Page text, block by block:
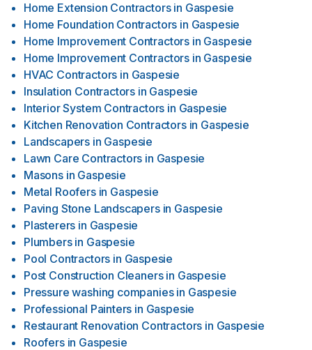
Home Extension Contractors in Gaspesie
Home Foundation Contractors in Gaspesie
Home Improvement Contractors in Gaspesie
Home Improvement Contractors in Gaspesie
HVAC Contractors in Gaspesie
Insulation Contractors in Gaspesie
Interior System Contractors in Gaspesie
Kitchen Renovation Contractors in Gaspesie
Landscapers in Gaspesie
Lawn Care Contractors in Gaspesie
Masons in Gaspesie
Metal Roofers in Gaspesie
Paving Stone Landscapers in Gaspesie
Plasterers in Gaspesie
Plumbers in Gaspesie
Pool Contractors in Gaspesie
Post Construction Cleaners in Gaspesie
Pressure washing companies in Gaspesie
Professional Painters in Gaspesie
Restaurant Renovation Contractors in Gaspesie
Roofers in Gaspesie